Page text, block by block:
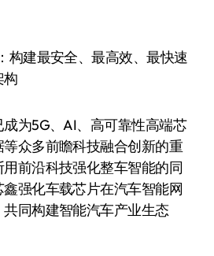
构建最安全、最高效、最快速
构
为5G、AI、高可靠性高端芯
众多前瞻科技融合创新的重
前沿科技强化整车智能的同
强化车载芯片在汽车智能网
同构建智能汽车产业生态